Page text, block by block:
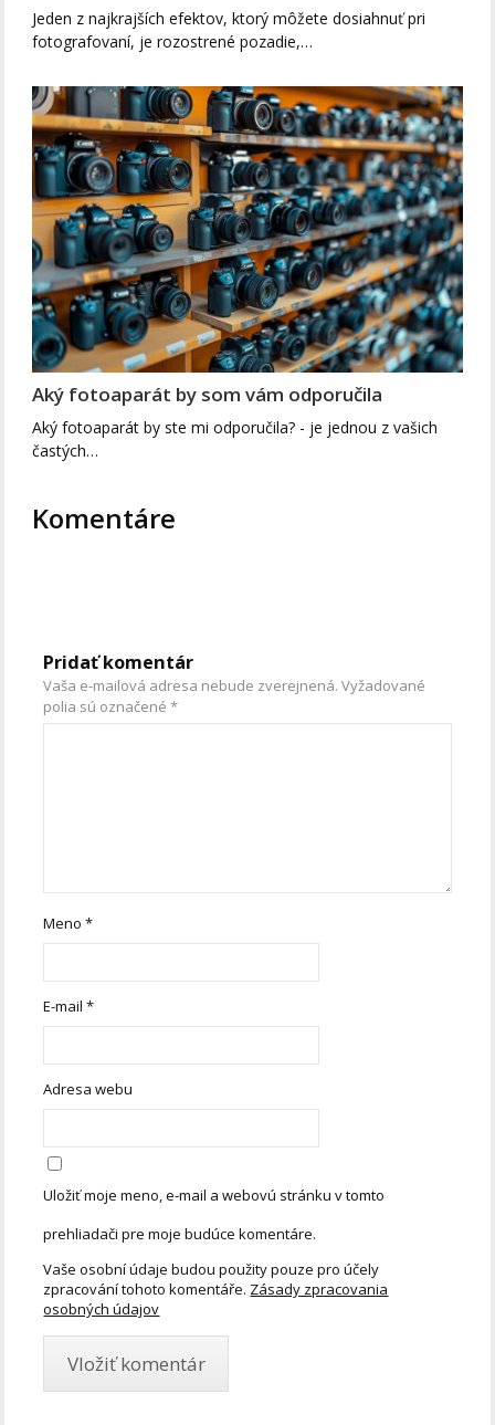
Jeden z najkrajších efektov, ktorý môžete dosiahnuť pri
fotografovaní, je rozostrené pozadie,…
Aký fotoaparát by som vám odporučila
Aký fotoaparát by ste mi odporučila? - je jednou z vašich
častých…
Komentáre
Pridať komentár
Vaša e-mailová adresa nebude zverejnená. Vyžadované
polia sú označené*
Meno*
E-mail*
Adresa webu
Uložiť moje meno, e-mail a webovú stránku v tomto
prehliadači pre moje budúce komentáre.
Vaše osobní údaje budou použity pouze pro účely
zpracování tohoto komentáře. Zásady zpracovania
osobných údajov